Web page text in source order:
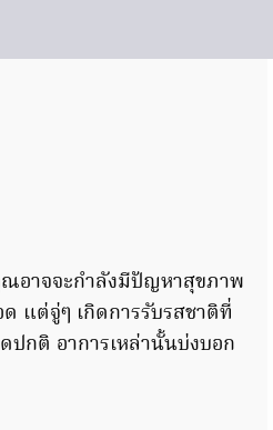
อาจจะกำลังมีปัญหาสุขภาพ
แต่จู่ๆ เกิดการรับรสชาติที่
ปกติ อาการเหล่านั้นบ่งบอก